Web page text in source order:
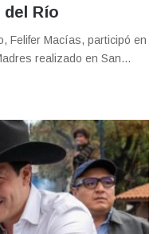
del Río
Felifer Macías, participó en
realizado en San…